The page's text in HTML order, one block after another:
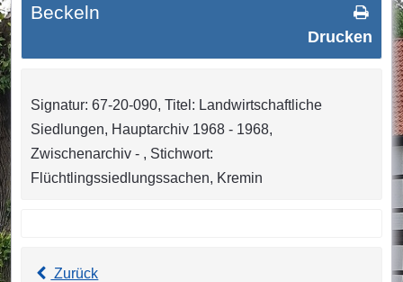
Drucken
Beckeln
Signatur: 67-20-090, Titel: Landwirtschaftliche
Siedlungen, Hauptarchiv 1968 - 1968,
Zwischenarchiv - , Stichwort:
Flüchtlingssiedlungssachen, Kremin
Zurück